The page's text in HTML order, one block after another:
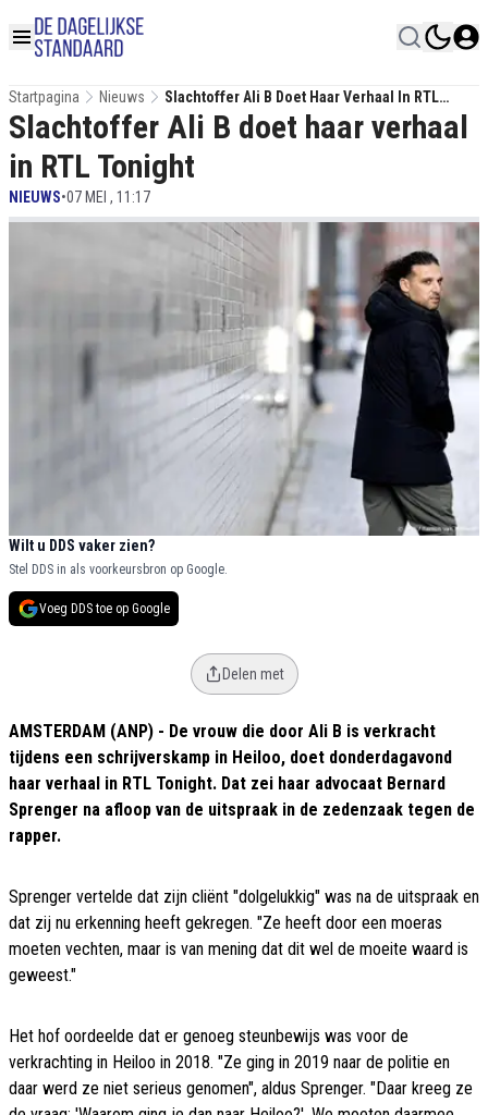
Startpagina Nieuws
Slachtoffer Ali B Doet Haar Verhaal In RTL
Tonight
Slachtoffer Ali B doet haar verhaal
in RTL Tonight
NIEUWS•07 MEI , 11:17
Wilt u DDS vaker zien?
Stel DDS in als voorkeursbron op Google.
Voeg DDS toe op Google
Delen met
AMSTERDAM (ANP) - De vrouw die door Ali B is verkracht
tijdens een schrijverskamp in Heiloo, doet donderdagavond
haar verhaal in RTL Tonight. Dat zei haar advocaat Bernard
Sprenger na afloop van de uitspraak in de zedenzaak tegen de
rapper.
Sprenger vertelde dat zijn cliënt "dolgelukkig" was na de uitspraak en
dat zij nu erkenning heeft gekregen. "Ze heeft door een moeras
moeten vechten, maar is van mening dat dit wel de moeite waard is
geweest."
Het hof oordeelde dat er genoeg steunbewijs was voor de
verkrachting in Heiloo in 2018. "Ze ging in 2019 naar de politie en
daar werd ze niet serieus genomen", aldus Sprenger. "Daar kreeg ze